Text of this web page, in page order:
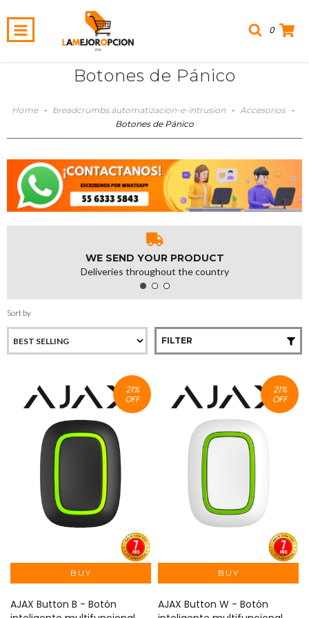
0
Botones de Pánico
Home - breadcrumbs.automatizacion-e-intrusion - Accesorios
-
Botones de Pánico
WE SEND YOUR PRODUCT
Deliveries throughout the country
Sort by
FILTER
21%
OFF
AJAX Button B - Botón
21%
OFF
AJAX Button W - Botón